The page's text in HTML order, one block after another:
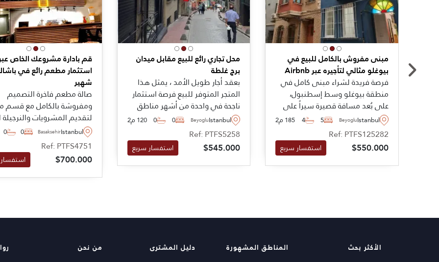
مبنى مفروش بالكامل للبيع في
بيوغلو مثالي لتأجيره عبر Airbnb
فرصة فريدة لشراء مبنى كامل في
منطقة بيوغلو وسط إسطنبول،
على بُعد مسافة قصيرة سيراً على
الأقدام من جادة الاستقلال
رخصة سياحة وتأجير قصير الأمد.
Istanbul
Beyoglu
5
4 185 م2
Ref: PTFS125282
$550.000 استفسار سريع
محل تجاري رائع للبيع مقابل ميدان
برج غلطة
بعقد أجار طويل الأمد ، يمثل هذا
المتجر المتوفر للبيع فرصة استثمار
ناجحة في واحدة من أشهر مناطق
المدينة بالقرب من برج غلطة مقابل
الميدان على بعد بضعة أمتار سيرا
على الأقدام
Istanbul
Beyoglu
0
0 120 م2
Ref: PTFS5258
$545.000 استفسار سريع
قم بادارة مشروعك الخاص
استثمار مطعم رائع في
شهير
صالة مطعم فاخرة التصميم
ومفروشة بالكامل مع قسم
لتقديم المشرويات والنرجيلة
في منطقة سكنية راقية في
شهير في إسطنبول - جاهزة
بالكامل وجاهزة للمستثمرين
للاستمتاع بالدخل على الفور.
Istanbul
Basaksehir
0
0
Ref: PTFS4751
$700.000
الأكثر بحث المناطق المشهورة دليل المشترى من نحن